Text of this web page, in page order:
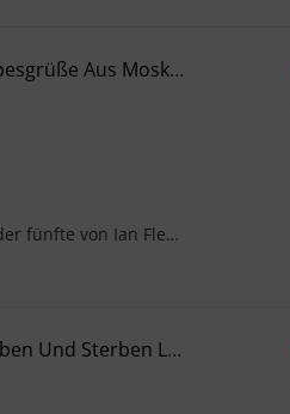
James Bond 007 Bd. 5. Liebesgrüße Aus Moskau
Liebesgrüße aus Moskau ist der fünfte von Ian Flemings James-Bond-Romanen und bringt Bond nach Is...
James Bond 007 Bd. 02: Leben Und Sterben Lassen